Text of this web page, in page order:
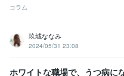
コラム
玖城ななみ
2024/05/31 23:08
ホワイトな職場で、うつ病に